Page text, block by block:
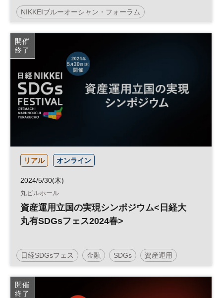
NIKKEIブルーオーシャン・フォーラム
日経SDGsフェス
SDGs
開催
終了
リアル オンライン
2024/5/30(木)
丸ビルホール
資産運用立国の実現シンポジウム<日経大
丸有SDGsフェス2024春>
日経SDGsフェス 金融 SDGs 資産運用
開催
終了